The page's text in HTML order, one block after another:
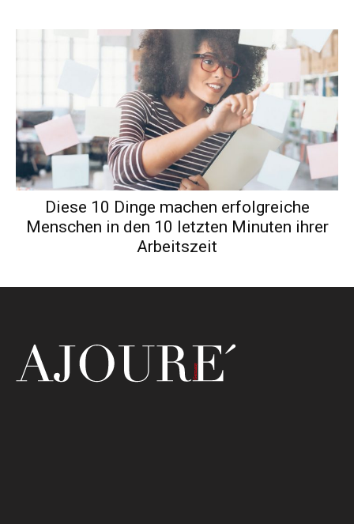
Diese 10 Dinge machen erfolgreiche
Menschen in den 10 letzten Minuten ihrer
Arbeitszeit